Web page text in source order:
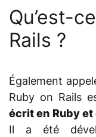
Qu’est-
Rails ?
Également
Ruby on Rails
écrit en Ruby
Il a été